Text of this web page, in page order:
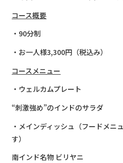
コース概要
・90分制
・お一人様3,300円（税込み）
コースメニュー
・ウェルカムプレート
“刺激強め”のインドのサラダ
・メインディッシュ（フードメニ
す）
南インド名物 ビリヤニ